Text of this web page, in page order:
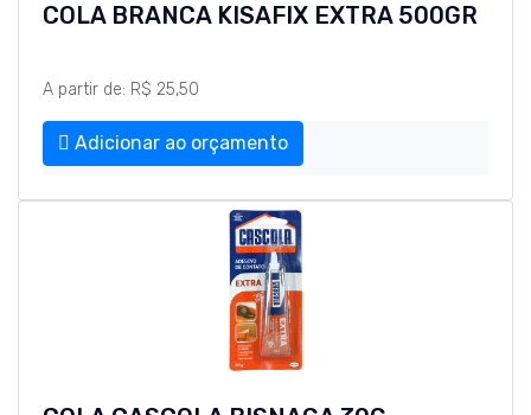
COLA BRANCA KISAFIX EXTRA 500GR
A partir de: R$ 25,50
Adicionar ao orçamento